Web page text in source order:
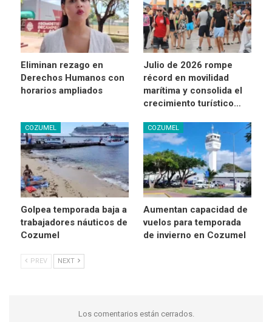
Eliminan rezago en
Derechos Humanos con
horarios ampliados
Julio de 2026 rompe
récord en movilidad
marítima y consolida el
crecimiento turístico…
COZUMEL
Golpea temporada baja a
trabajadores náuticos de
Cozumel
COZUMEL
Aumentan capacidad de
vuelos para temporada
de invierno en Cozumel
PREV NEXT
Los comentarios están cerrados.